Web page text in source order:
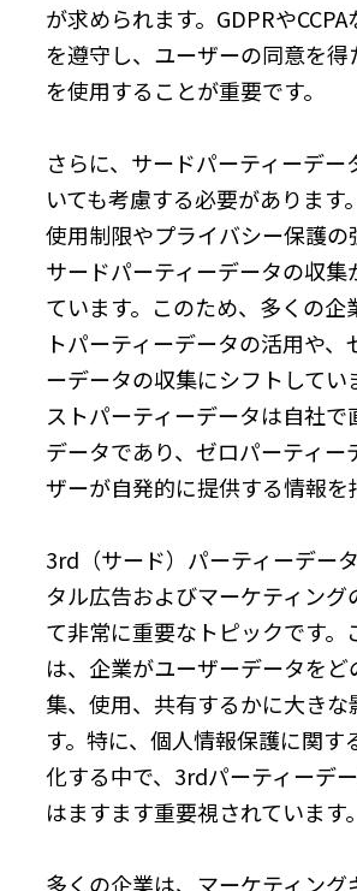
が求められます。GDPRや
を遵守し、ユーザーの同意を得
を使用することが重要です。
さらに、サードパーティーデー
いても考慮する必要があります
使用制限やプライバシー保護の
サードパーティーデータの収集
ています。このため、多くの企
トパーティーデータの活用や、
ーデータの収集にシフトしてい
ストパーティーデータは自社で
データであり、ゼロパーティー
ザーが自発的に提供する情報を
3rd（サード）パーティーデー
タル広告およびマーケティング
て非常に重要なトピックです。
は、企業がユーザーデータをど
集、使用、共有するかに大きな
す。特に、個人情報保護に関す
化する中で、3rdパーティーデ
はますます重要視されています。
多くの企業は、マーケティング